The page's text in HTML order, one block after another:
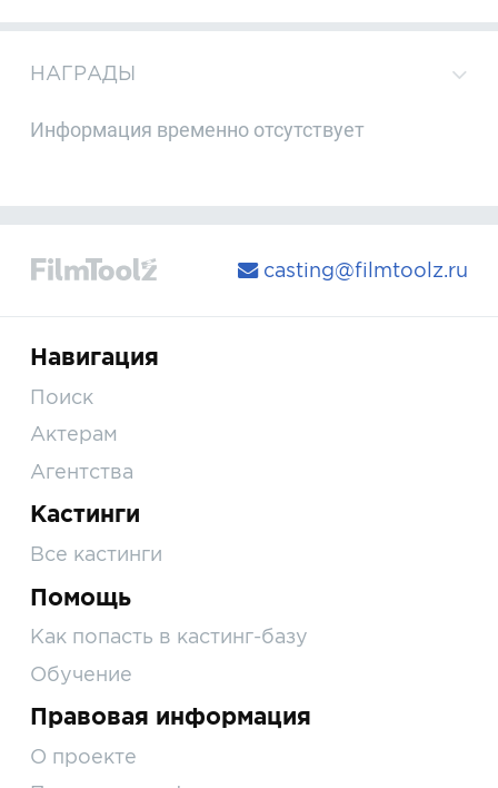
НАГРАДЫ
Информация временно отсутствует
casting@filmtoolz.ru
Навигация
Поиск
Актерам
Агентства
Кастинги
Все кастинги
Помощь
Как попасть в кастинг-базу
Обучение
Правовая информация
О проекте